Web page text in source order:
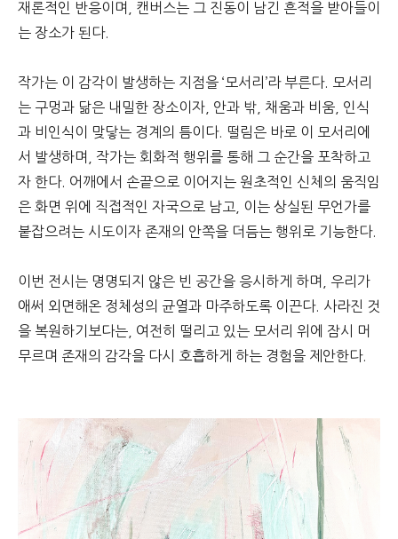
재론적인 반응이며, 캔버스는 그 진동이 남긴 흔적을 받아들이
는 장소가 된다.
작가는 이 감각이 발생하는 지점을 ‘모서리’라 부른다. 모서리
는 구멍과 닮은 내밀한 장소이자, 안과 밖, 채움과 비움, 인식
과 비인식이 맞닿는 경계의 틈이다. 떨림은 바로 이 모서리에
서 발생하며, 작가는 회화적 행위를 통해 그 순간을 포착하고
자 한다. 어깨에서 손끝으로 이어지는 원초적인 신체의 움직임
은 화면 위에 직접적인 자국으로 남고, 이는 상실된 무언가를
붙잡으려는 시도이자 존재의 안쪽을 더듬는 행위로 기능한다.
이번 전시는 명명되지 않은 빈 공간을 응시하게 하며, 우리가
애써 외면해온 정체성의 균열과 마주하도록 이끈다. 사라진 것
을 복원하기보다는, 여전히 떨리고 있는 모서리 위에 잠시 머
무르며 존재의 감각을 다시 호흡하게 하는 경험을 제안한다.